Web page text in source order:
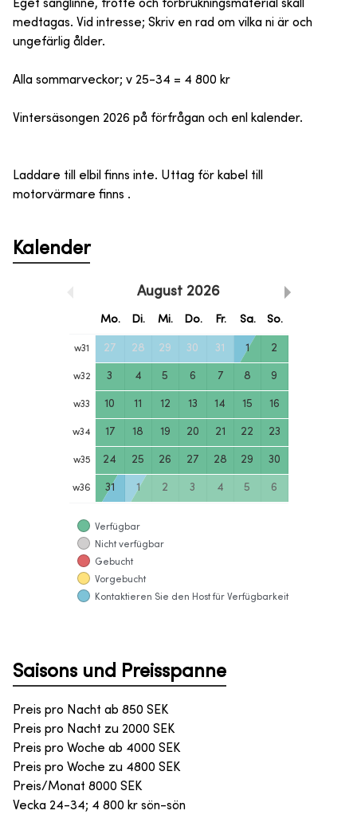
Eget sänglinne, frotté och förbrukningsmaterial skall
medtagas. Vid intresse; Skriv en rad om vilka ni är och
ungefärlig ålder.
Alla sommarveckor; v 25-34 = 4 800 kr
Vintersäsongen 2026 på förfrågan och enl kalender.
Laddare till elbil finns inte. Uttag för kabel till
motorvärmare finns .
Kalender
August 2026
Mo. Di. Mi. Do. Fr. Sa. So.
w31 27 28 29 30 31 1 2
w32 3 4 5 6 7 8 9
w33 10 11 12 13 14 15 16
w34 17 18 19 20 21 22 23
w35 24 25 26 27 28 29 30
w36 31 1 2 3 4 5 6
Verfügbar
Nicht verfügbar
Gebucht
Vorgebucht
Kontaktieren Sie den Host für Verfügbarkeit
Saisons und Preisspanne
Preis pro Nacht ab 850 SEK
Preis pro Nacht zu 2000 SEK
Preis pro Woche ab 4000 SEK
Preis pro Woche zu 4800 SEK
Preis/Monat 8000 SEK
Vecka 24-34; 4 800 kr sön-sön